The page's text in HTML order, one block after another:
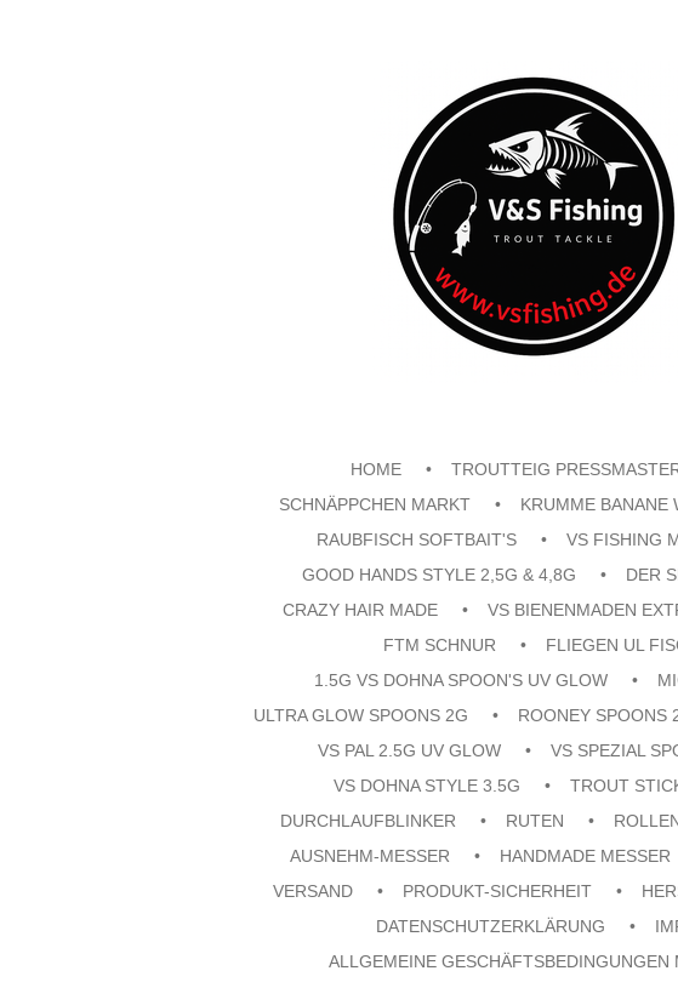
HOME TROUTTEIG
SCHNÄPPCHEN MARKT
KRUMME BANANE
RAUBFISCH SOFTBAIT'S
VS FISHING
GOOD HANDS STYLE 2,5G & 4,8G
DER
CRAZY HAIR MADE
VS BIENENMADEN
FTM SCHNUR
FLIEGEN UL
1.5G VS DOHNA SPOON'S UV GLOW
ULTRA GLOW SPOONS 2G
ROONEY SPOONS
VS PAL 2.5G UV GLOW
VS SPEZIAL
VS DOHNA STYLE 3.5G
TROUT
DURCHLAUFBLINKER
RUTEN
AUSNEHM-MESSER
HANDMADE MESSER
VERSAND
PRODUKT-SICHERHEIT
DATENSCHUTZERKLÄRUNG
ALLGEMEINE